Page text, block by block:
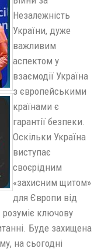
Незалежність
України, дуже
важливим
аспектом у
взаємодії Україна
з європейськими
країнами є
гарантії безпеки.
Оскільки Україна
виступає
своєрідним
«захисним щитом»
для Європи від
розуміє ключову
Буде захищена
на сьогодні